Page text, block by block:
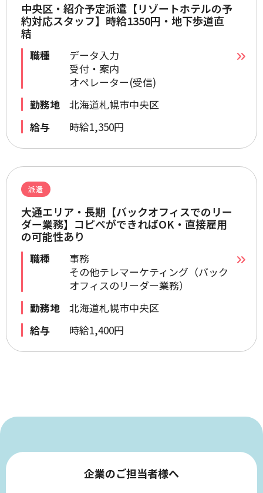
中央区・紹介予定派遣【リゾートホテルの予
約対応スタッフ】時給1350円・地下歩道直
結
職種
データ入力
受付・案内
オペレーター(受信)
勤務地
北海道札幌市中央区
給与
時給1,350円
派遣
大通エリア・長期【バックオフィスでのリー
ダー業務】コピペができればOK・直接雇用
の可能性あり
職種
事務
その他テレマーケティング（バック
オフィスのリーダー業務）
勤務地
北海道札幌市中央区
給与
時給1,400円
企業のご担当者様へ